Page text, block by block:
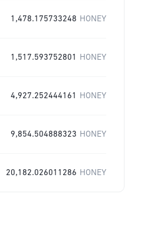
1,478.175733248 HONEY
1,517.593752801 HONEY
4,927.252444161 HONEY
9,854.504888323 HONEY
20,182.026011286 HONEY